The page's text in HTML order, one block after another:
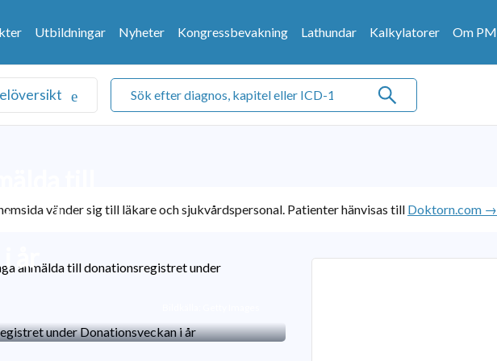
Utbildningar Nyheter Kongressbevakning Lathundar Kalkylatorer Om PM
vänder sig till läkare och sjukvårdspersonal. Patienter hänvisas till Doktorn.com →
anmälda till donationsregistret under
under
år